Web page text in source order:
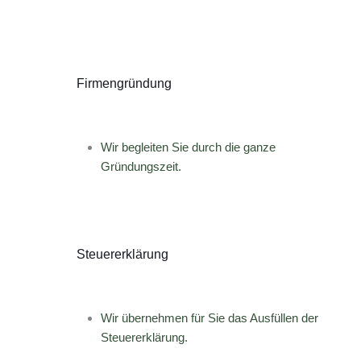
Firmengründung
Wir begleiten Sie durch die ganze
Gründungszeit.
Steuererklärung
Wir übernehmen für Sie das Ausfüllen der
Steuererklärung.